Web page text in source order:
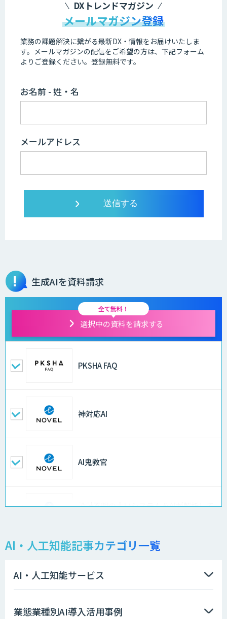
DXトレンドマガジン
メールマガジン登録
業務の課題解決に繋がる最新DX・情報をお届けいたしま
す。 メールマガジンの配信をご希望の方は、下記フォーム
よりご登録ください。登録無料です。
お名前 - 姓・名
メールアドレス
生成AIを資料請求
全て無料！
選択中の資料を請求する
PKSHA FAQ
神対応AI
AI鬼教官
設計不明の古いシステムをAIが解析して
AIエージェント開発支援
AI・人工知能記事カテゴリ一覧
AI・人工知能サービス
業態業種別AI導入活用事例